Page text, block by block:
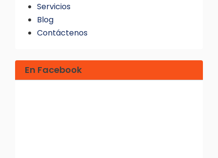
Servicios
Blog
Contáctenos
En Facebook